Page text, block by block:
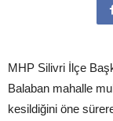
MHP Silivri İlçe
Balaban mahalle
kesildiğini öne